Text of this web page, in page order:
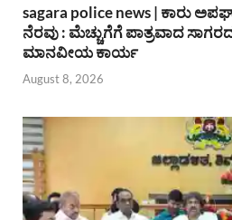
sagara police news | ಕಾರು
ನೆರವು : ಮೆಚ್ಚುಗೆಗೆ ಪಾತ್ರವಾದ
ಮಾನವೀಯ ಕಾರ್ಯ
August 8, 2026